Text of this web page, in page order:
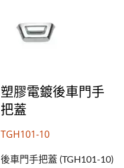
塑膠電鍍後車門手
把蓋
TGH101-10
後車門手把蓋 (TGH101-10)